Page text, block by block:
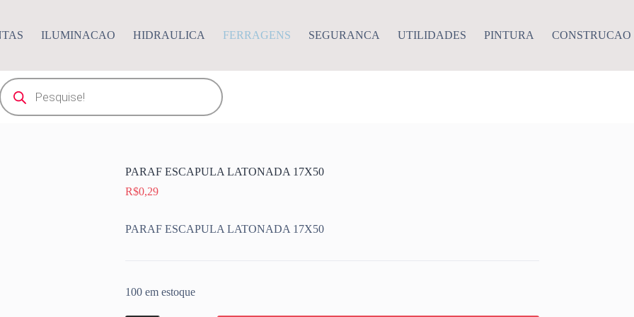
ILUMINACAO HIDRAULICA FERRAGENS SEGURANCA UTILIDADES PINTURA CONSTRUCAO
Pesquisar
produtos
PARAF ESCAPULA LATONADA 17X50
R$0,29
PARAF ESCAPULA LATONADA 17X50
100 em estoque